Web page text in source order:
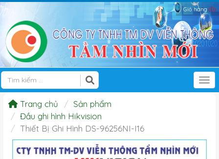
Giỏ hàng (0)
Trang chủ
Sản phẩm
Đầu ghi hình Hikvision
Thiết Bị Ghi Hình DS-96256NI-I16